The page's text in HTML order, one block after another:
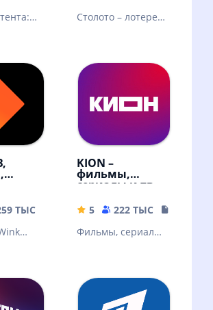
Столото – лотерея,
лото и другие
лотереи
ТЫС
59.68 MB
и ТВ
KION –
фильмы,
сериалы и тв
5 222 ТЫС
Фильмы, сериалы